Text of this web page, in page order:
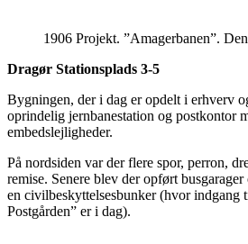
1906 Projekt. ”Amagerbanen”.
Dragør Stationsplads 3-5
Bygningen, der i dag er opdelt i erhverv
oprindelig jernbanestation og postkontor
embedslejligheder.
På nordsiden var der flere spor, perron,
remise. Senere blev der opført
en civilbeskyttelsesbunker (hvor indgang
Postgården” er i dag).